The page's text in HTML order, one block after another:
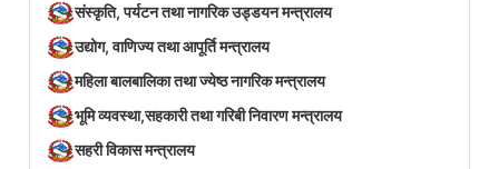
संस्कृति, पर्यटन तथा नागरिक उड्डयन मन्त्रालय
उद्योग, वाणिज्य तथा आपूर्ति मन्त्रालय
महिला बालबालिका तथा ज्येष्ठ नागरिक मन्त्रालय
भूमि व्यवस्था,सहकारी तथा गरिबी निवारण मन्त्रालय
सहरी विकास मन्त्रालय